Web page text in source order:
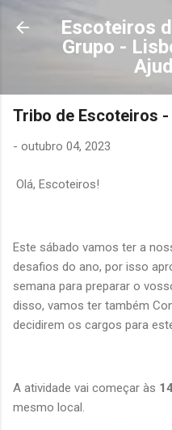
Avançar para
Escoteiros
Grupo -
Tribo de Escoteiros
- outubro 04, 2023
Olá, Escoteiros!
Este sábado vamos ter a
desafios do ano, por isso
semana para preparar o
disso, vamos ter também
decidirem os cargos para
A atividade vai começar às
mesmo local.